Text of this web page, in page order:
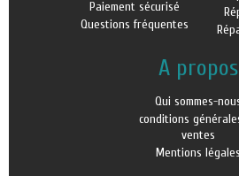
Paiement sécurisé
Questions fréquentes
A propos
Qui sommes-
conditions
ventes
Mentions légales